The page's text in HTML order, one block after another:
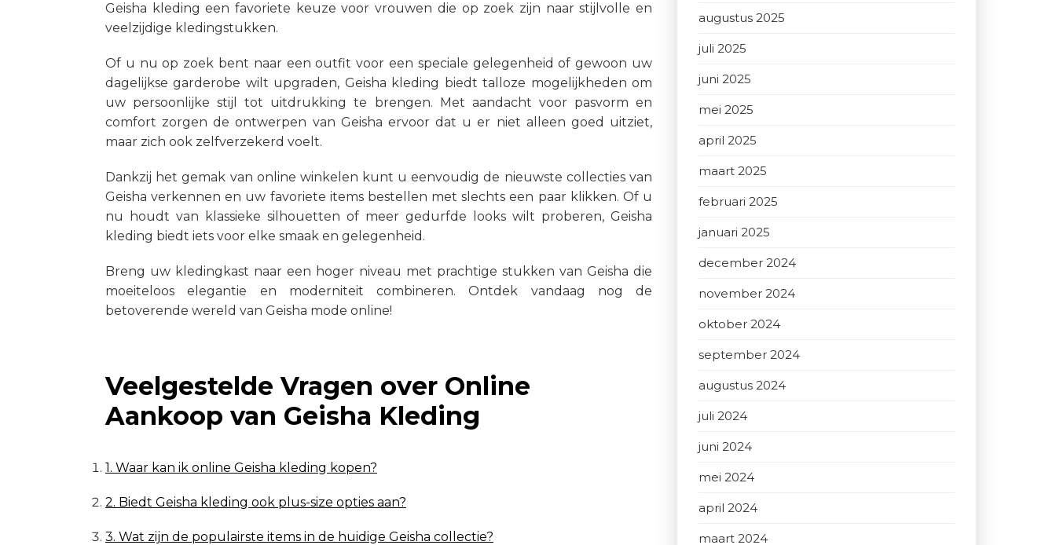
Geisha kleding een favoriete keuze voor vrouwen die op zoek zijn naar stijlvolle en
veelzijdige kledingstukken.
Of u nu op zoek bent naar een outfit voor een speciale gelegenheid of gewoon uw
dagelijkse garderobe wilt upgraden, Geisha kleding biedt talloze mogelijkheden om
uw persoonlijke stijl tot uitdrukking te brengen. Met aandacht voor pasvorm en
comfort zorgen de ontwerpen van Geisha ervoor dat u er niet alleen goed uitziet,
maar zich ook zelfverzekerd voelt.
Dankzij het gemak van online winkelen kunt u eenvoudig de nieuwste collecties van
Geisha verkennen en uw favoriete items bestellen met slechts een paar klikken. Of u
nu houdt van klassieke silhouetten of meer gedurfde looks wilt proberen, Geisha
kleding biedt iets voor elke smaak en gelegenheid.
Breng uw kledingkast naar een hoger niveau met prachtige stukken van Geisha die
moeiteloos elegantie en moderniteit combineren. Ontdek vandaag nog de
betoverende wereld van Geisha mode online!
Veelgestelde Vragen over Online
Aankoop van Geisha Kleding
1. Waar kan ik online Geisha kleding kopen?
2. Biedt Geisha kleding ook plus-size opties aan?
3. Wat zijn de populairste items in de huidige Geisha collectie?
augustus 2025
juli 2025
juni 2025
mei 2025
april 2025
maart 2025
februari 2025
januari 2025
december 2024
november 2024
oktober 2024
september 2024
augustus 2024
juli 2024
juni 2024
mei 2024
april 2024
maart 2024